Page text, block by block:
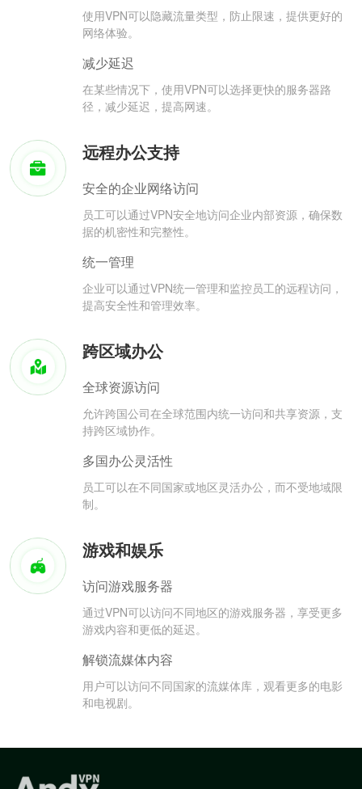
使用VPN可以隐藏流量类型，防止限速，提供更好的
网络体验。
减少延迟
在某些情况下，使用VPN可以选择更快的服务器路
径，减少延迟，提高网速。
远程办公支持
安全的企业网络访问
员工可以通过VPN安全地访问企业内部资源，确保数
据的机密性和完整性。
统一管理
企业可以通过VPN统一管理和监控员工的远程访问，
提高安全性和管理效率。
跨区域办公
全球资源访问
允许跨国公司在全球范围内统一访问和共享资源，支
持跨区域协作。
多国办公灵活性
员工可以在不同国家或地区灵活办公，而不受地域限
制。
游戏和娱乐
访问游戏服务器
通过VPN可以访问不同地区的游戏服务器，享受更多
游戏内容和更低的延迟。
解锁流媒体内容
用户可以访问不同国家的流媒体库，观看更多的电影
和电视剧。